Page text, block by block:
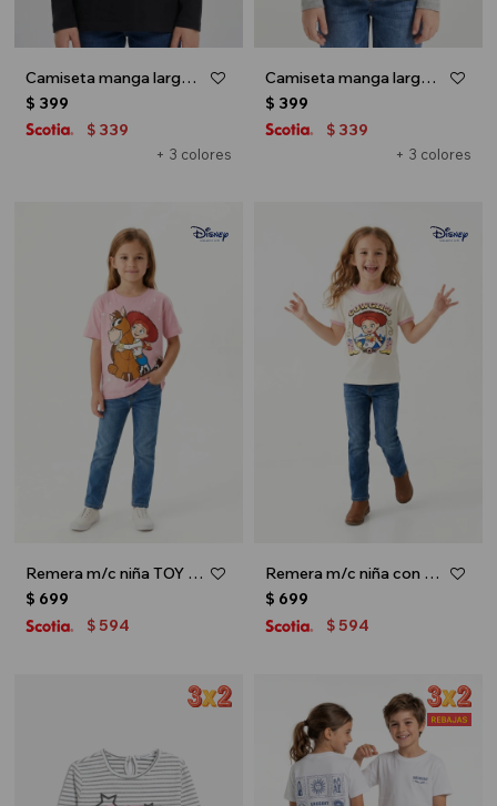
Camiseta manga larga - Negro
+ 3 colores
$ 399
$ 339
Camiseta manga larga - Gris melange
+ 3 colores
$ 399
$ 339
Remera m/c niña TOY STORY - Rosa
$ 699
$ 594
Remera m/c niña con vivos TOY STORY - Crudo
$ 699
$ 594